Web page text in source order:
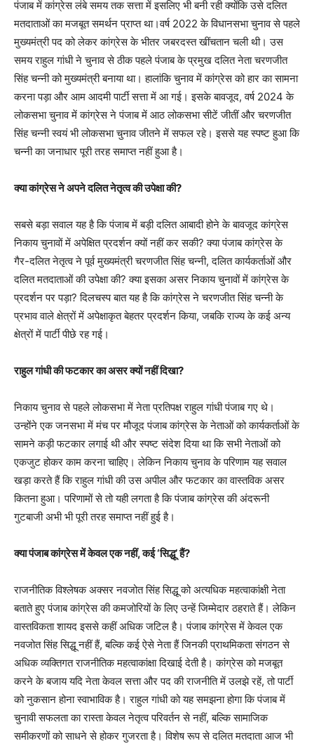
पंजाब में कांग्रेस लंबे समय तक सत्ता में इसलिए भी बनी रही क्योंकि उसे दलित
मतदाताओं का मजबूत समर्थन प्राप्त था।वर्ष 2022 के विधानसभा चुनाव से पहले
मुख्यमंत्री पद को लेकर कांग्रेस के भीतर जबरदस्त खींचतान चली थी। उस
समय राहुल गांधी ने चुनाव से ठीक पहले पंजाब के प्रमुख दलित नेता चरणजीत
सिंह चन्नी को मुख्यमंत्री बनाया था। हालांकि चुनाव में कांग्रेस को हार का सामना
करना पड़ा और आम आदमी पार्टी सत्ता में आ गई। इसके बावजूद, वर्ष 2024 के
लोकसभा चुनाव में कांग्रेस ने पंजाब में आठ लोकसभा सीटें जीतीं और चरणजीत
सिंह चन्नी स्वयं भी लोकसभा चुनाव जीतने में सफल रहे। इससे यह स्पष्ट हुआ कि
चन्नी का जनाधार पूरी तरह समाप्त नहीं हुआ है।
क्या कांग्रेस ने अपने दलित नेतृत्व की उपेक्षा की?
सबसे बड़ा सवाल यह है कि पंजाब में बड़ी दलित आबादी होने के बावजूद कांग्रेस
निकाय चुनावों में अपेक्षित प्रदर्शन क्यों नहीं कर सकी? क्या पंजाब कांग्रेस के
गैर-दलित नेतृत्व ने पूर्व मुख्यमंत्री चरणजीत सिंह चन्नी, दलित कार्यकर्ताओं और
दलित मतदाताओं की उपेक्षा की? क्या इसका असर निकाय चुनावों में कांग्रेस के
प्रदर्शन पर पड़ा? दिलचस्प बात यह है कि कांग्रेस ने चरणजीत सिंह चन्नी के
प्रभाव वाले क्षेत्रों में अपेक्षाकृत बेहतर प्रदर्शन किया, जबकि राज्य के कई अन्य
क्षेत्रों में पार्टी पीछे रह गई।
राहुल गांधी की फटकार का असर क्यों नहीं दिखा?
निकाय चुनाव से पहले लोकसभा में नेता प्रतिपक्ष राहुल गांधी पंजाब गए थे।
उन्होंने एक जनसभा में मंच पर मौजूद पंजाब कांग्रेस के नेताओं को कार्यकर्ताओं के
सामने कड़ी फटकार लगाई थी और स्पष्ट संदेश दिया था कि सभी नेताओं को
एकजुट होकर काम करना चाहिए। लेकिन निकाय चुनाव के परिणाम यह सवाल
खड़ा करते हैं कि राहुल गांधी की उस अपील और फटकार का वास्तविक असर
कितना हुआ। परिणामों से तो यही लगता है कि पंजाब कांग्रेस की अंदरूनी
गुटबाजी अभी भी पूरी तरह समाप्त नहीं हुई है।
क्या पंजाब कांग्रेस में केवल एक नहीं, कई ‘सिद्धू’ हैं?
राजनीतिक विश्लेषक अक्सर नवजोत सिंह सिद्धू को अत्यधिक महत्वाकांक्षी नेता
बताते हुए पंजाब कांग्रेस की कमजोरियों के लिए उन्हें जिम्मेदार ठहराते हैं। लेकिन
वास्तविकता शायद इससे कहीं अधिक जटिल है। पंजाब कांग्रेस में केवल एक
नवजोत सिंह सिद्धू नहीं हैं, बल्कि कई ऐसे नेता हैं जिनकी प्राथमिकता संगठन से
अधिक व्यक्तिगत राजनीतिक महत्वाकांक्षा दिखाई देती है। कांग्रेस को मजबूत
करने के बजाय यदि नेता केवल सत्ता और पद की राजनीति में उलझे रहें, तो पार्टी
को नुकसान होना स्वाभाविक है। राहुल गांधी को यह समझना होगा कि पंजाब में
चुनावी सफलता का रास्ता केवल नेतृत्व परिवर्तन से नहीं, बल्कि सामाजिक
समीकरणों को साधने से होकर गुजरता है। विशेष रूप से दलित मतदाता आज भी